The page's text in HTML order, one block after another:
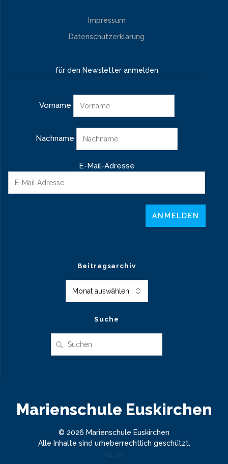
Impressum
Datenschutzerklärung
für den Newsletter anmelden
Vorname
Nachname
E-Mail-Adresse
Beitragsarchiv
Suche
nach:
Marienschule Euskirchen
© 2026 Marienschule Euskirchen
Alle Inhalte sind urheberrechtlich geschützt.